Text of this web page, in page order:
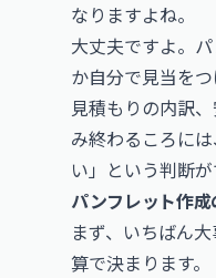
なりますよね。
大丈夫ですよ。
か自分で見当を
見積もりの内訳
み終わるころに
い」という判断
パンフレット作
まず、いちばん
算で決まります